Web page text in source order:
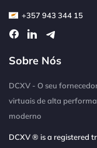
+357 943 344 15
Sobre Nós
DCXV - O seu
virtuais de alta
moderno
DCXV ® is a registered